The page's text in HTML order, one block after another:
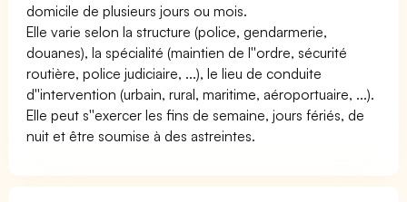
domicile de plusieurs jours ou mois.
Elle varie selon la structure (police, gendarmerie,
douanes), la spécialité (maintien de l''ordre, sécurité
routière, police judiciaire, ...), le lieu de conduite
d''intervention (urbain, rural, maritime, aéroportuaire, ...).
Elle peut s''exercer les fins de semaine, jours fériés, de
nuit et être soumise à des astreintes.